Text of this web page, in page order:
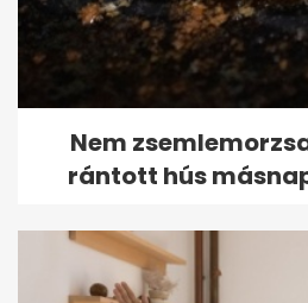
Nem
rántott hús